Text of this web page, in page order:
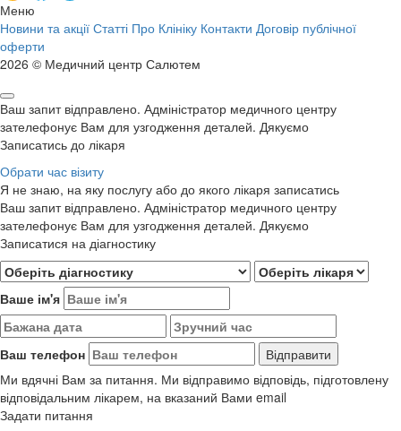
Меню
Новини та акції Статті Про Клініку Контакти Договір публічної
оферти
2026 © Медичний центр Салютем
Ваш запит відправлено. Адміністратор медичного центру
зателефонує Вам для узгодження деталей. Дякуємо
Записатись до лікаря
Обрати час візиту
Я не знаю, на яку послугу або до якого лікаря записатись
Ваш запит відправлено. Адміністратор медичного центру
зателефонує Вам для узгодження деталей. Дякуємо
Записатися на діагностику
Ваше ім'я
Ваш телефон
Ми вдячні Вам за питання. Ми відправимо відповідь, підготовлену
відповідальним лікарем, на вказаний Вами email
Задати питання